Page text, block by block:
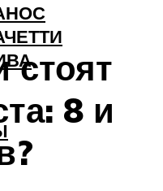
стоят
8 и